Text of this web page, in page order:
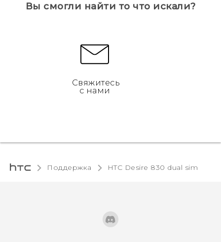
Вы смогли найти то что искали?
Свяжитесь
с нами
Поддержка HTC Desire 830 dual sim‎